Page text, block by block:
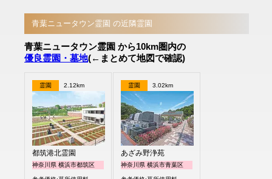
青葉ニュータウン霊園 の近隣霊園
青葉ニュータウン霊園 から10km圏内の
優良霊園・墓地(←まとめて地図で確認)
霊園 2.12km
都筑港北霊園
神奈川県 横浜市都筑区
霊園 3.02km
あざみ野浄苑
神奈川県 横浜市青葉区